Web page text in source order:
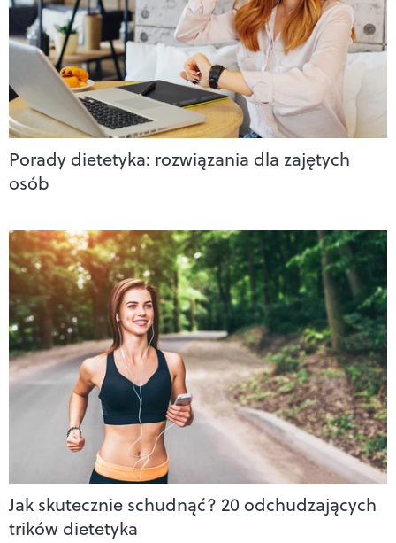
Porady dietetyka: rozwiązania dla zajętych
osób
Jak skutecznie schudnąć? 20 odchudzających
trików dietetyka